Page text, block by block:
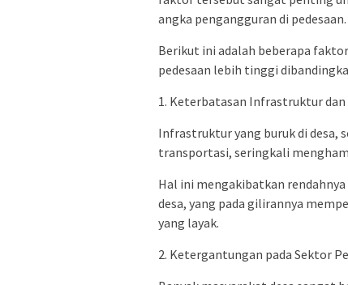
angka pengangguran di pedesaan.
Berikut ini adalah beberapa
pedesaan lebih tinggi
1. Keterbatasan Infrastruktur dan
Infrastruktur yang buruk di desa,
transportasi, seringkali
Hal ini mengakibatkan
desa, yang pada gilirannya
yang layak.
2. Ketergantungan pada Sektor